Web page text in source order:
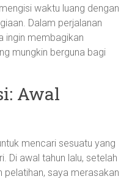
waktu luang dengan
Dalam perjalanan
ingin membagikan
mungkin berguna bagi
Awal
mencari sesuatu yang
Di awal tahun lalu, setelah
pelatihan, saya merasakan